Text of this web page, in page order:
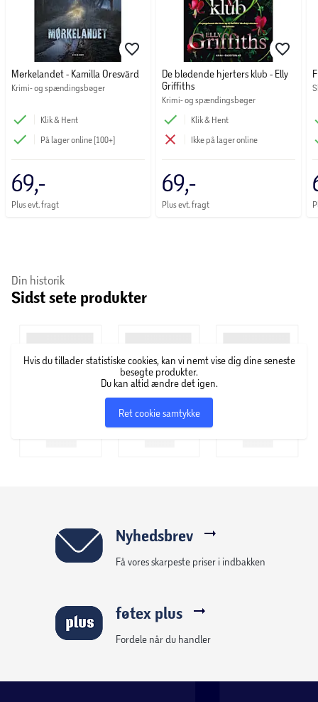
Mørkelandet - Kamilla Oresvärd
Krimi- og spændingsbøger
Klik & Hent
På lager online (100+)
69,-
Plus evt. fragt
De blødende hjerters klub - Elly
Griffiths
Krimi- og spændingsbøger
Klik & Hent
Ikke på lager online
69,-
Plus evt. fragt
Din historik
Sidst sete produkter
Hvis du tillader statistiske cookies, kan vi nemt vise dig dine seneste
besøgte produkter.
Du kan altid ændre det igen.
Ret cookie samtykke
Nyhedsbrev
Få vores skarpeste priser i indbakken
føtex plus
Fordele når du handler